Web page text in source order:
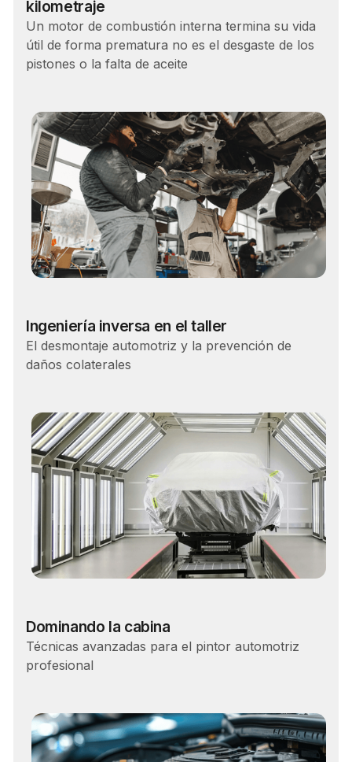
kilometraje
Un motor de combustión interna termina su vida
útil de forma prematura no es el desgaste de los
pistones o la falta de aceite
Ingeniería inversa en el taller
El desmontaje automotriz y la prevención de
daños colaterales
Dominando la cabina
Técnicas avanzadas para el pintor automotriz
profesional